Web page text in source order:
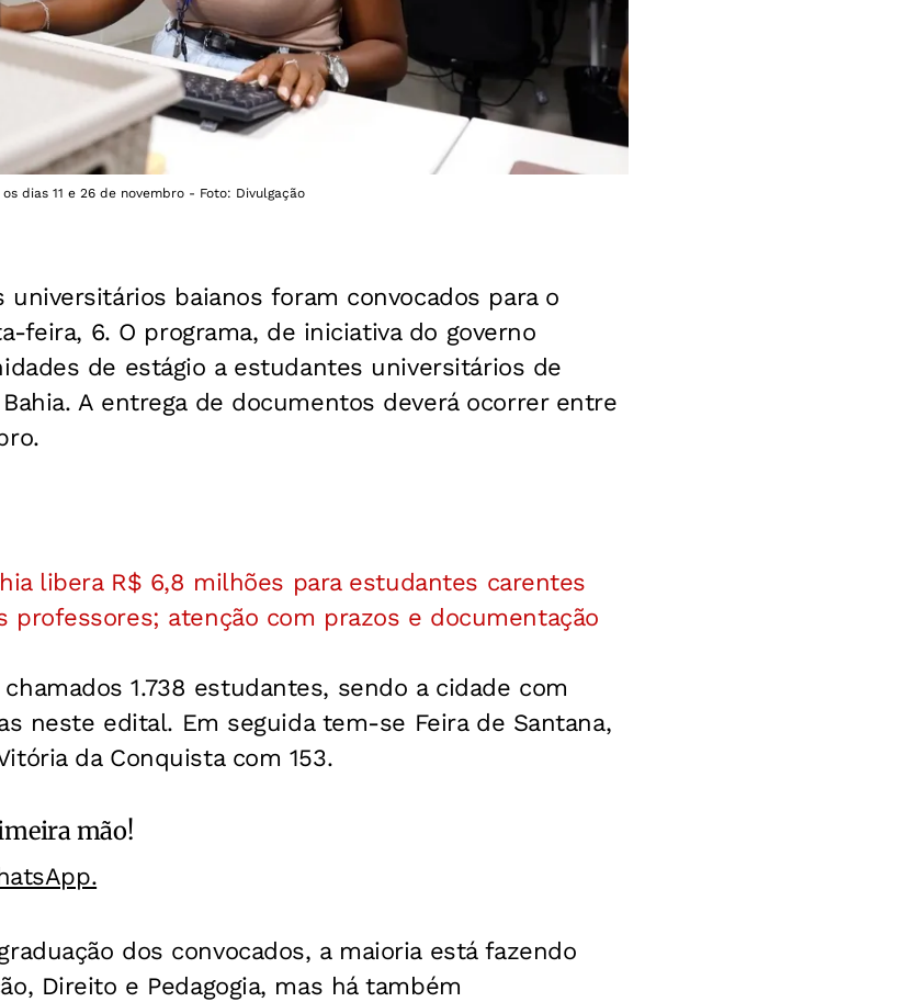
dias 11 e 26 de novembro - Foto: Divulgação
baianos foram convocados para o
feira, 6. O programa, de iniciativa do governo
de estágio a estudantes universitários de
A entrega de documentos deverá ocorrer entre
libera R$ 6,8 milhões para estudantes carentes
professores; atenção com prazos e documentação
1.738 estudantes, sendo a cidade com
neste edital. Em seguida tem-se Feira de Santana,
da Conquista com 153.
mão!
dos convocados, a maioria está fazendo
Direito e Pedagogia, mas há também